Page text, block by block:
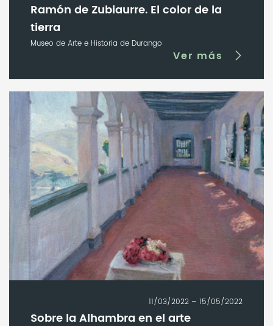
Ramón de Zubiaurre. El color de la
tierra
Museo de Arte e Historia de Durango
Ver más
11/03/2022 – 15/05/2022
Sobre la Alhambra en el arte